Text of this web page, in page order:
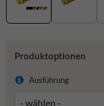
Produktoptionen
Ausführung